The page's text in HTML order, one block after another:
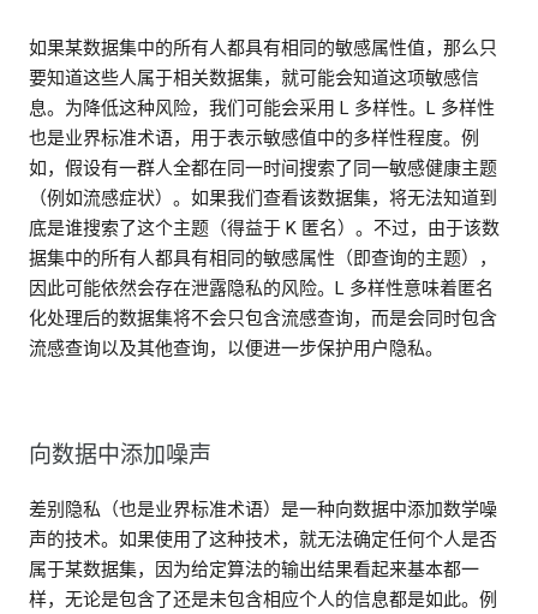
如果某数据集中的所有人都具有相同的敏感属性值，那么只
要知道这些人属于相关数据集，就可能会知道这项敏感信
息。为降低这种风险，我们可能会采用 L 多样性。L 多样性
也是业界标准术语，用于表示敏感值中的多样性程度。例
如，假设有一群人全都在同一时间搜索了同一敏感健康主题
（例如流感症状）。如果我们查看该数据集，将无法知道到
底是谁搜索了这个主题（得益于 K 匿名）。不过，由于该数
据集中的所有人都具有相同的敏感属性（即查询的主题），
因此可能依然会存在泄露隐私的风险。L 多样性意味着匿名
化处理后的数据集将不会只包含流感查询，而是会同时包含
流感查询以及其他查询，以便进一步保护用户隐私。
向数据中添加噪声
差别隐私（也是业界标准术语）是一种向数据中添加数学噪
声的技术。如果使用了这种技术，就无法确定任何个人是否
属于某数据集，因为给定算法的输出结果看起来基本都一
样，无论是包含了还是未包含相应个人的信息都是如此。例